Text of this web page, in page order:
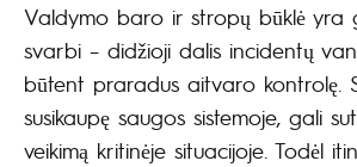
Valdymo baro ir stropų būklė yra
svarbi – didžioji dalis incidentų
būtent praradus aitvaro kontrolę.
susikaupę saugos sistemoje, gali
veikimą kritinėje situacijoje. Todėl